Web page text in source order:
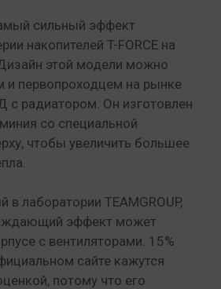
сильный эффект
накопителей T-FORCE на
этой модели можно
и первопроходцем на рынке
с радиатором. Он изготовлен
со специальной
чтобы увеличить большее
в лаборатории TEAMGROUP,
эффект может
с вентиляторами. 15%
сайте кажутся
потому что его